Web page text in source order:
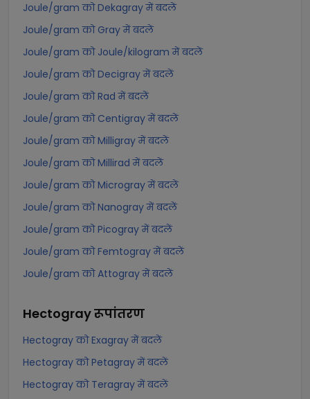
Joule/gram को Dekagray में बदलें
Joule/gram को Gray में बदलें
Joule/gram को Joule/kilogram में बदलें
Joule/gram को Decigray में बदलें
Joule/gram को Rad में बदलें
Joule/gram को Centigray में बदलें
Joule/gram को Milligray में बदलें
Joule/gram को Millirad में बदलें
Joule/gram को Microgray में बदलें
Joule/gram को Nanogray में बदलें
Joule/gram को Picogray में बदलें
Joule/gram को Femtogray में बदलें
Joule/gram को Attogray में बदलें
Hectograyरूपांतरण
Hectogray को Exagray में बदलें
Hectogray को Petagray में बदलें
Hectogray को Teragray में बदलें